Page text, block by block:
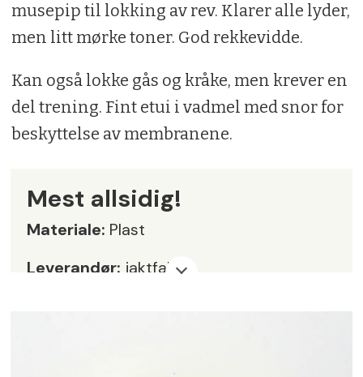
musepip til lokking av rev. Klarer alle lyder,
men litt mørke toner. God rekkevidde.
Kan også lokke gås og kråke, men krever en
del trening. Fint etui i vadmel med snor for
beskyttelse av membranene.
Mest allsidig!
Materiale: Plast
Leverandør: jaktfall.no